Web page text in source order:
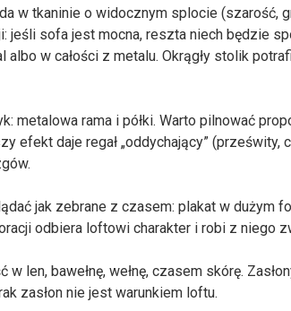
w tkaninie o widocznym splocie (szarość,
jeśli sofa jest mocna, reszta niech będzie
albo w całości z metalu. Okrągły stolik
metalowa rama i półki. Warto pilnować
efekt daje regał „oddychający”
jak zebrane z czasem: plakat w dużym
odbiera loftowi charakter i robi z niego
w len, bawełnę, wełnę, czasem skórę.
zasłon nie jest warunkiem loftu.